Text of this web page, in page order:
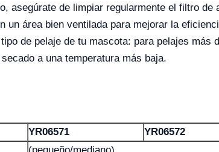
asegúrate de limpiar regularmente el filtro
un área bien ventilada para mejorar la
de pelaje de tu mascota: para pelajes más
a una temperatura más baja.
YR06571
YR06572